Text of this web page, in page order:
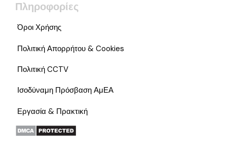
Πληροφορίες
Όροι Χρήσης
Πολιτική Απορρήτου & Cookies
Πολιτική CCTV
Ισοδύναμη Πρόσβαση ΑμΕΑ
Εργασία & Πρακτική